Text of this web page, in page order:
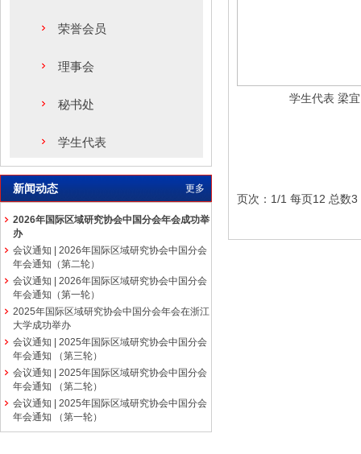
荣誉会员
理事会
秘书处
学生代表
更多
新闻动态
2026年国际区域研究协会中国分会年会成功举
办
会议通知 | 2026年国际区域研究协会中国分会
年会通知（第二轮）
会议通知 | 2026年国际区域研究协会中国分会
年会通知（第一轮）
2025年国际区域研究协会中国分会年会在浙江
大学成功举办
会议通知 | 2025年国际区域研究协会中国分会
年会通知 （第三轮）
会议通知 | 2025年国际区域研究协会中国分会
年会通知 （第二轮）
会议通知 | 2025年国际区域研究协会中国分会
年会通知 （第一轮）
学生代表 梁宜
页次：1/1 每页12 总